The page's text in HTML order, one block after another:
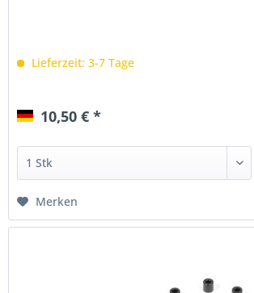
Lieferzeit: 3-7 Tage
10,50 € *
Merken